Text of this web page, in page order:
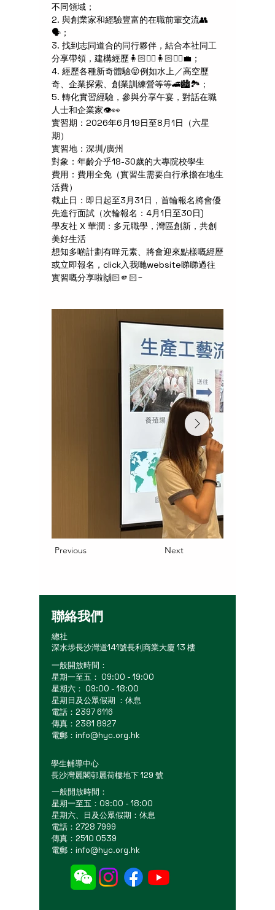
不同領域；
2. 與創業家和經驗豐富的在職前輩交流👥
🗣️；
3. 找到志同道合的同行夥伴，結合本社同工
分享帶領，建構經歷🧍🏻🧍‍♀️🧍🏻🧍‍♀️💼；
4. 經歷各種新奇體驗😝例如水上／高空歷
奇、企業探索、創業訓練營等等🚄🏙️🏞️；
5. 轉化實習經驗，參與分享午宴，對話在職
人士和企業家👁️👀
實習期：2026年6月19日至8月1日（六星
期）
實習地：深圳/廣州
對象：年齡介乎18-30歲的大專院校學生
費用：費用全免（實習生需要自行承擔在地生
活費）
截止日：即日起至3月31日，首輪報名將會優
先進行面試（次輪報名：4月1日至30日)
學友社 X 華潤：多元職學，灣區創新，共創
美好生活
想知多啲計劃有咩元素、將會迎來點樣嘅經歷
或立即報名，click入我哋website睇睇過往
實習嘅分享啦🙌🏻🫵🏻~
Previous Next
聯絡我們
總社
深水埗長沙灣道141號長利商業大廈 13 樓
一般開放時間：
星期一至五： 09:00 - 19:00
星期六： 09:00 - 18:00
星期日及公眾假期 ：休息
電話：2397 6116
傳真：2381 8927
電郵： info@hyc.org.hk
學生輔導中心
長沙灣麗閣邨麗荷樓地下 129 號
一般開放時間：
星期一至五：09:00 - 18:00
星期六、日及公眾假期：休息
電話：2728 7999
傳真：2510 0539
電郵： info@hyc.org.hk